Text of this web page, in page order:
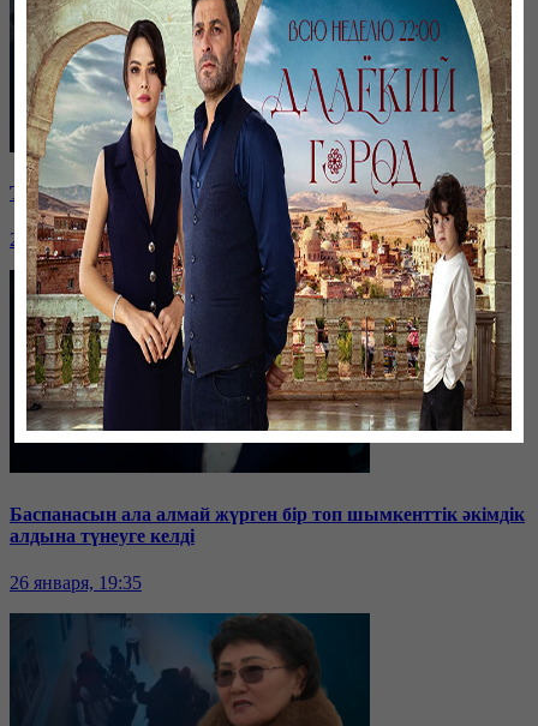
Таразда ТЭЦ қызметкерлері жалақы көтеруді талап етті
26 января, 19:36
Баспанасын ала алмай жүрген бір топ шымкенттік әкімдік
алдына түнеуге келді
26 января, 19:35